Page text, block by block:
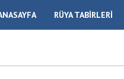
RÜYA TABİRLERİ